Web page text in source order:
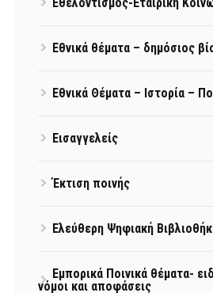
Εθνικά θέματα – δημόσιος
Εθνικά Θέματα – Ιστορία –
Εισαγγελείς
Έκτιση ποινής
Ελεύθερη Ψηφιακή
Εμπορικά Ποινικά θέματα-
νόμοι και αποφάσεις